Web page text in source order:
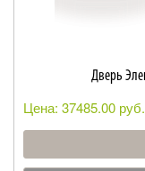
Дверь
Цена: 37485.00 руб.